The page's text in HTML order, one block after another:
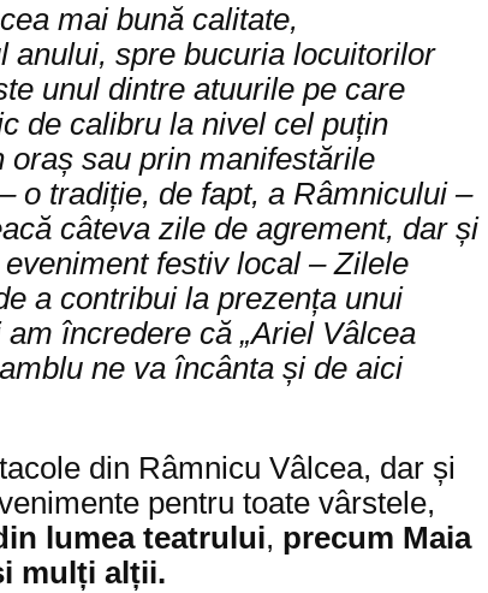
mai bună calitate,
anului, spre bucuria locuitorilor
unul dintre atuurile pe care
de calibru la nivel cel puțin
oraș sau prin manifestările
o tradiție, de fapt, a Râmnicului –
câteva zile de agrement, dar și
festiv local – Zilele
a contribui la prezența unui
încredere că „Ariel Vâlcea
ne va încânta și de aici
din Râmnicu Vâlcea, dar și
pentru toate vârstele,
lumea teatrului, precum Maia
mulți alții.